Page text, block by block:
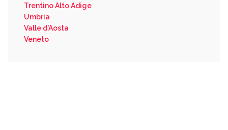
Trentino Alto Adige
Umbria
Valle d'Aosta
Veneto